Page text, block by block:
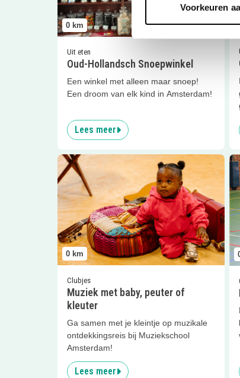
Voorkeuren
0 km
Uit eten
Oud-Hollandsch Snoepwinkel
Een winkel met alleen maar snoep!
Een droom van elk kind in Amsterdam!
Lees meer
0 km
Clubjes
Muziek met baby, peuter of
kleuter
Ga samen met je kleintje op muzikale
ontdekkingsreis bij Muziekschool
Amsterdam!
Lees meer
Lees meer Muziek met baby, peuter of